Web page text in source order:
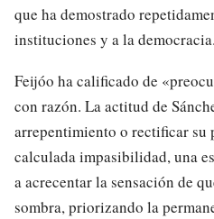
que ha demostrado
instituciones y a la democracia.
Feijóo ha calificado de
con razón. La actitud de
arrepentimiento o rectificar su
calculada impasibilidad, una
a acrecentar la sensación de
sombra, priorizando la